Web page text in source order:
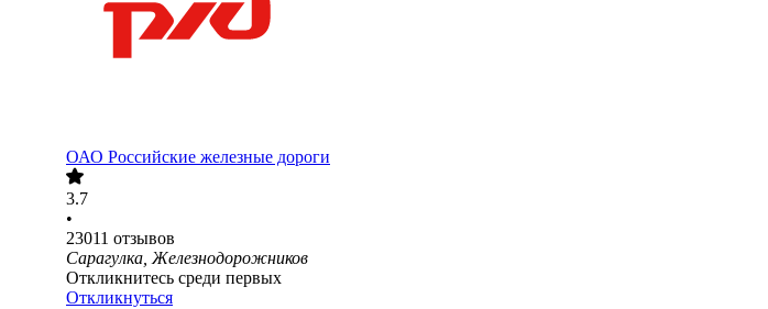
ОАО Российские железные дороги
3.7
•
23011 отзывов
Сарагулка, Железнодорожников
Откликнитесь среди первых
Откликнуться